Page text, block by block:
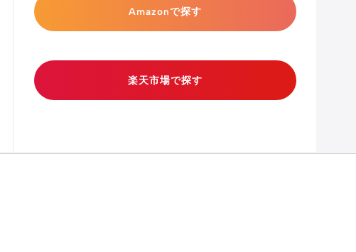
Amazonで探す
楽天市場で探す